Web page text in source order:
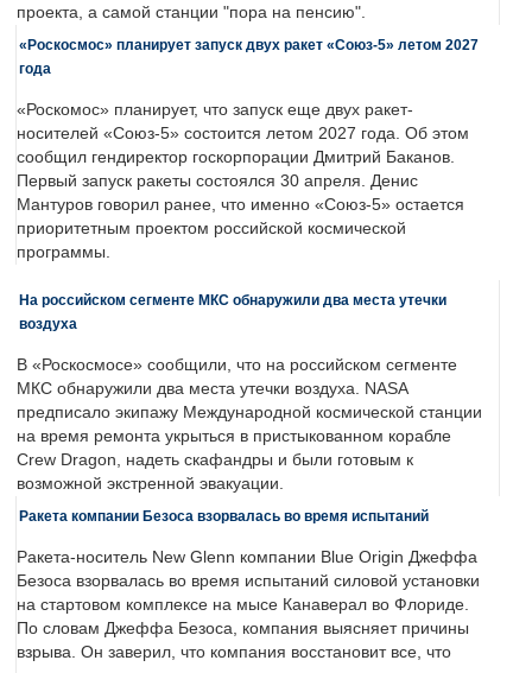
проекта, а самой станции "пора на пенсию".
«Роскосмос» планирует запуск двух ракет «Союз-5» летом 2027
года
«Роскомос» планирует, что запуск еще двух ракет-
носителей «Союз-5» состоится летом 2027 года. Об этом
сообщил гендиректор госкорпорации Дмитрий Баканов.
Первый запуск ракеты состоялся 30 апреля. Денис
Мантуров говорил ранее, что именно «Союз-5» остается
приоритетным проектом российской космической
программы.
На российском сегменте МКС обнаружили два места утечки
воздуха
В «Роскосмосе» сообщили, что на российском сегменте
МКС обнаружили два места утечки воздуха. NASA
предписало экипажу Международной космической станции
на время ремонта укрыться в пристыкованном корабле
Crew Dragon, надеть скафандры и были готовым к
возможной экстренной эвакуации.
Ракета компании Безоса взорвалась во время испытаний
Ракета-носитель New Glenn компании Blue Origin Джеффа
Безоса взорвалась во время испытаний силовой установки
на стартовом комплексе на мысе Канаверал во Флориде.
По словам Джеффа Безоса, компания выясняет причины
взрыва. Он заверил, что компания восстановит все, что